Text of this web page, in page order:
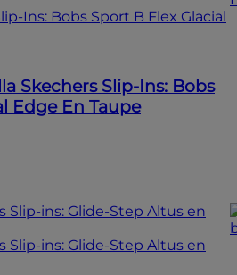
Skechers Slip-Ins: Bobs
Edge En Taupe